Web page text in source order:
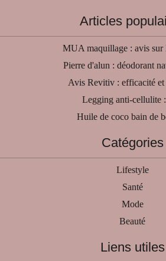
Articles
MUA maquillage : avis sur
Pierre d'alun : déodorant
Avis Revitiv : efficacité et
Legging anti-cellulite
Huile de coco bain de
Catégories
Lifestyle
Santé
Mode
Beauté
Liens utiles